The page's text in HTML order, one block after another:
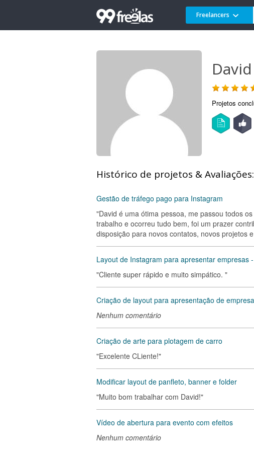
Freelancers
David
Projetos
Histórico de projetos & Avaliações:
Gestão de tráfego pago para Instagram
"David é uma ótima pessoa, me passou todos
trabalho e ocorreu tudo bem, foi um prazer
disposição para novos contatos, novos projetos
Layout de Instagram para apresentar empresas
"Cliente super rápido e muito simpático. "
Criação de layout para apresentação de empresa
Nenhum comentário
Criação de arte para plotagem de carro
"Excelente CLiente!"
Modificar layout de panfleto, banner e folder
"Muito bom trabalhar com David!"
Vídeo de abertura para evento com efeitos
Nenhum comentário